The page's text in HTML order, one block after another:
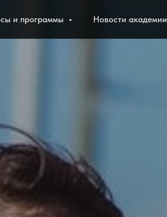
и программы Новости академии